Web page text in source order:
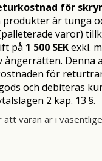
för
produkter är tunga
varor)
på 1 500 SEKexkl.
ångerrätten. Denna
för
och debiteras
2 kap. 13 §.
att varan är i